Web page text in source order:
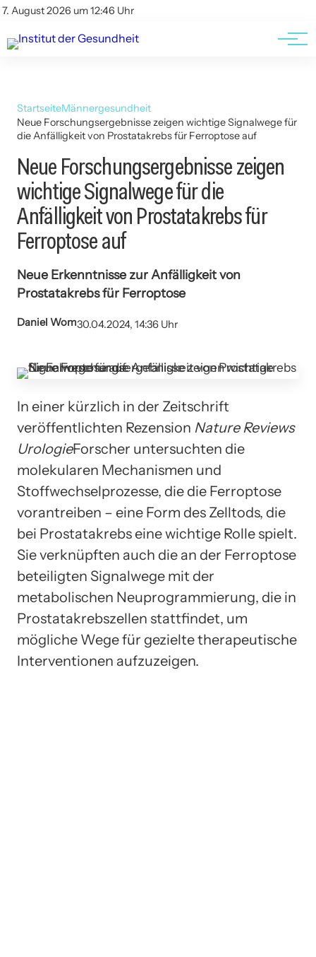
7. August 2026 um 12:46 Uhr
Kontakt
Kontakt
AGBs
StartseiteMännergesundheit
Neue Forschungsergebnisse zeigen wichtige Signalwege für
die Anfälligkeit von Prostatakrebs für Ferroptose auf
Neue Forschungsergebnisse zeigen
wichtige Signalwege für die
Anfälligkeit von Prostatakrebs für
Ferroptose auf
Neue Erkenntnisse zur Anfälligkeit von
Prostatakrebs für Ferroptose
Daniel Wom30.04.2024, 14:36 Uhr
In einer kürzlich in der Zeitschrift
veröffentlichten Rezension Nature Reviews
UrologieForscher untersuchten die
molekularen Mechanismen und
Stoffwechselprozesse, die die Ferroptose
vorantreiben – eine Form des Zelltods, die
bei Prostatakrebs eine wichtige Rolle spielt.
Sie verknüpften auch die an der Ferroptose
beteiligten Signalwege mit der
metabolischen Neuprogrammierung, die in
Prostatakrebszellen stattfindet, um
mögliche Wege für gezielte therapeutische
Interventionen aufzuzeigen.